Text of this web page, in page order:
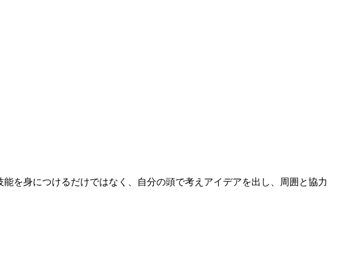
を身につけるだけではなく、自分の頭で考えアイデアを出し、周囲と協力